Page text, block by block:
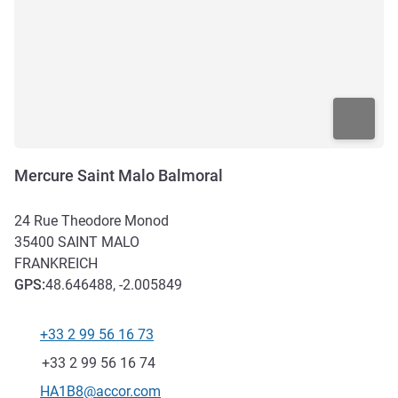
Mercure Saint Malo Balmoral
24 Rue Theodore Monod
35400 SAINT MALO
FRANKREICH
GPS:48.646488, -2.005849
+33 2 99 56 16 73
Fax
+33 2 99 56 16 74
Kontakt-E-Mail
HA1B8@accor.com